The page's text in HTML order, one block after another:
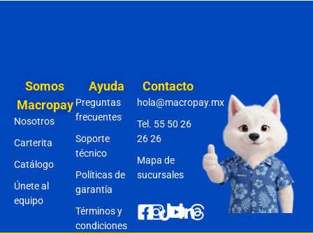
Somos
Macropay
Nosotros
Carterita
Catálogo
Únete al
equipo
Ayuda
Preguntas
frecuentes
Soporte
técnico
Políticas de
garantía
Términos y
condiciones
Contacto
hola@macropay.mx
Tel. 55 50 26
26 26
Mapa de
sucursales